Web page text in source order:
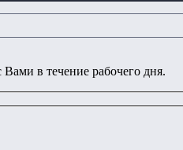
в течение рабочего дня.